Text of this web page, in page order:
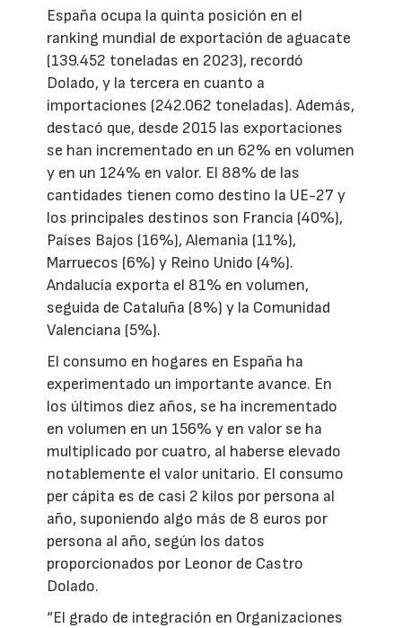
España ocupa la quinta posición en el
ranking mundial de exportación de aguacate
(139.452 toneladas en 2023), recordó
Dolado, y la tercera en cuanto a
importaciones (242.062 toneladas). Además,
destacó que, desde 2015 las exportaciones
se han incrementado en un 62% en volumen
y en un 124% en valor. El 88% de las
cantidades tienen como destino la UE-27 y
los principales destinos son Francia (40%),
Países Bajos (16%), Alemania (11%),
Marruecos (6%) y Reino Unido (4%).
Andalucía exporta el 81% en volumen,
seguida de Cataluña (8%) y la Comunidad
Valenciana (5%).
El consumo en hogares en España ha
experimentado un importante avance. En
los últimos diez años, se ha incrementado
en volumen en un 156% y en valor se ha
multiplicado por cuatro, al haberse elevado
notablemente el valor unitario. El consumo
per cápita es de casi 2 kilos por persona al
año, suponiendo algo más de 8 euros por
persona al año, según los datos
proporcionados por Leonor de Castro
Dolado.
“El grado de integración en Organizaciones